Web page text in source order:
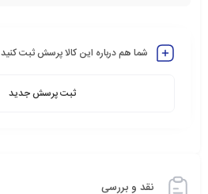
شما هم درباره این کالا پرسش ثبت کنید
ثبت پرسش جدید
نقد و بررسی